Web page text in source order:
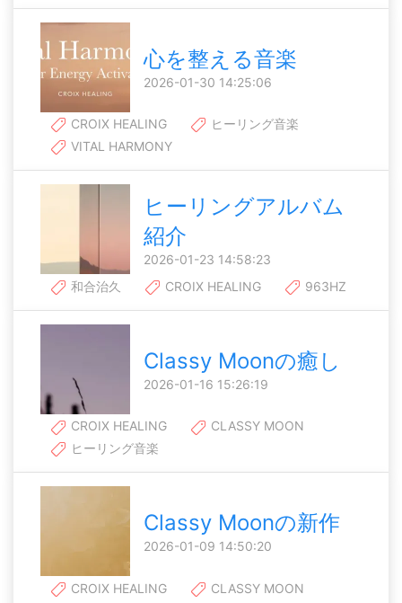
心を整える音楽
2026-01-30 14:25:06
CROIX HEALING
ヒーリング音楽
VITAL HARMONY
ヒーリングアルバム
紹介
2026-01-23 14:58:23
和合治久
CROIX HEALING 963HZ
Classy Moonの癒し
2026-01-16 15:26:19
CROIX HEALING
CLASSY MOON
ヒーリング音楽
Classy Moonの新作
2026-01-09 14:50:20
CROIX HEALING
CLASSY MOON